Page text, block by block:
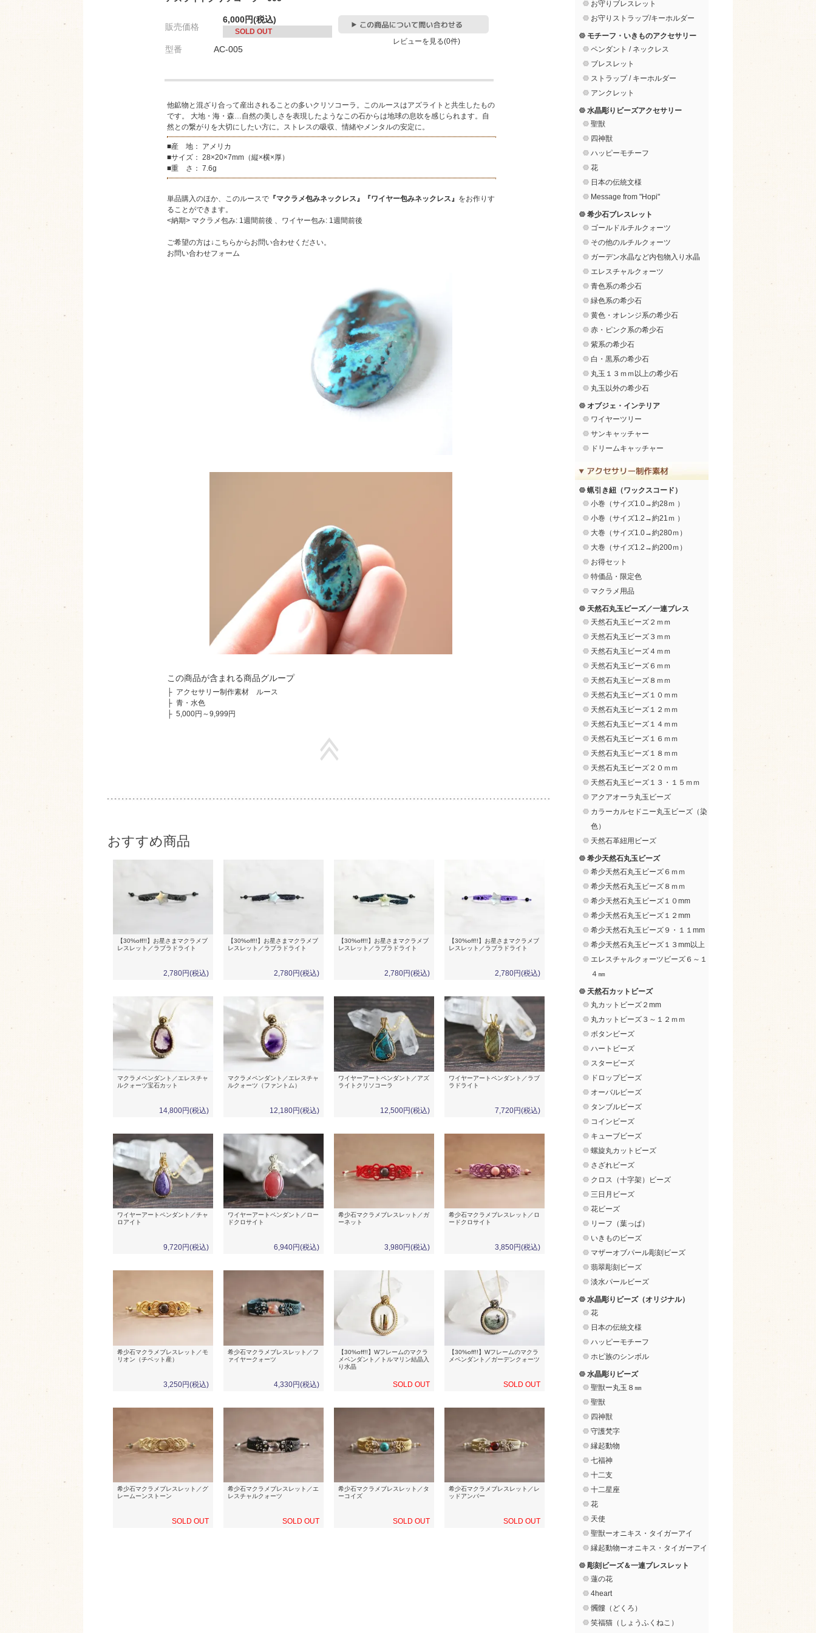
販売価格
6,000円(税込)
SOLD OUT
型番 AC-005
レビューを見る(0件)
他鉱物と混ざり合って産出されることの多いクリソコーラ。このルースはアズライトと共生したもの
です。 大地・海・森…自然の美しさを表現したようなこの石からは地球の息吹を感じられます。自
然との繋がりを大切にしたい方に。ストレスの吸収、情緒やメンタルの安定に。
■産 地： アメリカ
■サイズ： 28×20×7mm（縦×横×厚）
■重 さ： 7.6g
単品購入のほか、このルースで『マクラメ包みネックレス』『ワイヤー包みネックレス』 をお作りす
ることができます。
<納期> マクラメ包み: 1週間前後 、ワイヤー包み: 1週間前後
ご希望の方は↓こちらからお問い合わせください。
お問い合わせフォーム
この商品が含まれる商品グループ
├ アクセサリー制作素材 ルース
├ 青・水色
├ 5,000円～9,999円
おすすめ商品
【30%off!!】お星さまマクラメブ
レスレット／ラブラドライト
2,780円(税込)
【30%off!!】お星さまマクラメブ
レスレット／ラブラドライト
2,780円(税込)
【30%off!!】お星さまマクラメブ
レスレット／ラブラドライト
2,780円(税込)
【30%off!!】お星さまマクラメブ
レスレット／ラブラドライト
2,780円(税込)
マクラメペンダント／エレスチャ
ルクォーツ宝石カット
14,800円(税込)
マクラメペンダント／エレスチャ
ルクォーツ（ファントム）
12,180円(税込)
ワイヤーアートペンダント／アズ
ライトクリソコーラ
12,500円(税込)
ワイヤーアートペンダント／ラブ
ラドライト
7,720円(税込)
ワイヤーアートペンダント／チャ
ロアイト
9,720円(税込)
ワイヤーアートペンダント／ロー
ドクロサイト
6,940円(税込)
希少石マクラメブレスレット／ガ
ーネット
3,980円(税込)
希少石マクラメブレスレット／ロ
ードクロサイト
3,850円(税込)
希少石マクラメブレスレット／モ
リオン（チベット産）
3,250円(税込)
希少石マクラメブレスレット／フ
ァイヤークォーツ
4,330円(税込)
【30%off!!】Wフレームのマクラ
メペンダント／トルマリン結晶入
り水晶
SOLD OUT
【30%off!!】Wフレームのマクラ
メペンダント／ガーデンクォーツ
SOLD OUT
希少石マクラメブレスレット／グ
レームーンストーン
SOLD OUT
希少石マクラメブレスレット／エ
レスチャルクォーツ
SOLD OUT
希少石マクラメブレスレット／タ
ーコイズ
SOLD OUT
希少石マクラメブレスレット／レ
ッドアンバー
SOLD OUT
お守りブレスレット
お守りストラップ/キーホルダー
モチーフ・いきものアクセサリー
ペンダント / ネックレス
ブレスレット
ストラップ / キーホルダー
アンクレット
水晶彫りビーズアクセサリー
聖獣
四神獣
ハッピーモチーフ
花
日本の伝統文様
Message from "Hopi"
希少石ブレスレット
ゴールドルチルクォーツ
その他のルチルクォーツ
ガーデン水晶など内包物入り水晶
エレスチャルクォーツ
青色系の希少石
緑色系の希少石
黄色・オレンジ系の希少石
赤・ピンク系の希少石
紫系の希少石
白・黒系の希少石
丸玉１３ｍｍ以上の希少石
丸玉以外の希少石
オブジェ・インテリア
ワイヤーツリー
サンキャッチャー
ドリームキャッチャー
蝋引き紐（ワックスコード）
小巻（サイズ1.0→約28ｍ ）
小巻（サイズ1.2→約21ｍ ）
大巻（サイズ1.0→約280ｍ）
大巻（サイズ1.2→約200ｍ）
お得セット
特価品・限定色
マクラメ用品
天然石丸玉ビーズ／一連ブレス
天然石丸玉ビーズ２ｍｍ
天然石丸玉ビーズ３ｍｍ
天然石丸玉ビーズ４ｍｍ
天然石丸玉ビーズ６ｍｍ
天然石丸玉ビーズ８ｍｍ
天然石丸玉ビーズ１０ｍｍ
天然石丸玉ビーズ１２ｍｍ
天然石丸玉ビーズ１４ｍｍ
天然石丸玉ビーズ１６ｍｍ
天然石丸玉ビーズ１８ｍｍ
天然石丸玉ビーズ２０ｍｍ
天然石丸玉ビーズ１３・１５ｍｍ
アクアオーラ丸玉ビーズ
カラーカルセドニー丸玉ビーズ（染
色）
天然石革紐用ビーズ
希少天然石丸玉ビーズ
希少天然石丸玉ビーズ６ｍｍ
希少天然石丸玉ビーズ８ｍｍ
希少天然石丸玉ビーズ１０mm
希少天然石丸玉ビーズ１２mm
希少天然石丸玉ビーズ９・１１mm
希少天然石丸玉ビーズ１３mm以上
エレスチャルクォーツビーズ６～１
４㎜
天然石カットビーズ
丸カットビーズ２mm
丸カットビーズ３～１２ｍｍ
ボタンビーズ
ハートビーズ
スタービーズ
ドロップビーズ
オーバルビーズ
タンブルビーズ
コインビーズ
キューブビーズ
螺旋丸カットビーズ
さざれビーズ
クロス（十字架）ビーズ
三日月ビーズ
花ビーズ
リーフ（葉っぱ）
いきものビーズ
マザーオブパール彫刻ビーズ
翡翠彫刻ビーズ
淡水パールビーズ
水晶彫りビーズ（オリジナル）
花
日本の伝統文様
ハッピーモチーフ
ホピ族のシンボル
水晶彫りビーズ
聖獣ー丸玉８㎜
聖獣
四神獣
守護梵字
縁起動物
七福神
十二支
十二星座
花
天使
聖獣ーオニキス・タイガーアイ
縁起動物ーオニキス・タイガーアイ
彫刻ビーズ＆一連ブレスレット
蓮の花
4heart
髑髏（どくろ）
笑福猫（しょうふくねこ）